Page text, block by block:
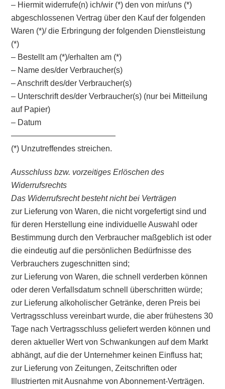
– Hiermit widerrufe(n) ich/wir (*) den von mir/uns (*)
abgeschlossenen Vertrag über den Kauf der folgenden
Waren (*)/ die Erbringung der folgenden Dienstleistung
(*)
– Bestellt am (*)/erhalten am (*)
– Name des/der Verbraucher(s)
– Anschrift des/der Verbraucher(s)
– Unterschrift des/der Verbraucher(s) (nur bei Mitteilung
auf Papier)
– Datum
—————————————
(*) Unzutreffendes streichen.
Ausschluss bzw. vorzeitiges Erlöschen des
Widerrufsrechts
Das Widerrufsrecht besteht nicht bei Verträgen
zur Lieferung von Waren, die nicht vorgefertigt sind und
für deren Herstellung eine individuelle Auswahl oder
Bestimmung durch den Verbraucher maßgeblich ist oder
die eindeutig auf die persönlichen Bedürfnisse des
Verbrauchers zugeschnitten sind;
zur Lieferung von Waren, die schnell verderben können
oder deren Verfallsdatum schnell überschritten würde;
zur Lieferung alkoholischer Getränke, deren Preis bei
Vertragsschluss vereinbart wurde, die aber frühestens 30
Tage nach Vertragsschluss geliefert werden können und
deren aktueller Wert von Schwankungen auf dem Markt
abhängt, auf die der Unternehmer keinen Einfluss hat;
zur Lieferung von Zeitungen, Zeitschriften oder
Illustrierten mit Ausnahme von Abonnement-Verträgen.